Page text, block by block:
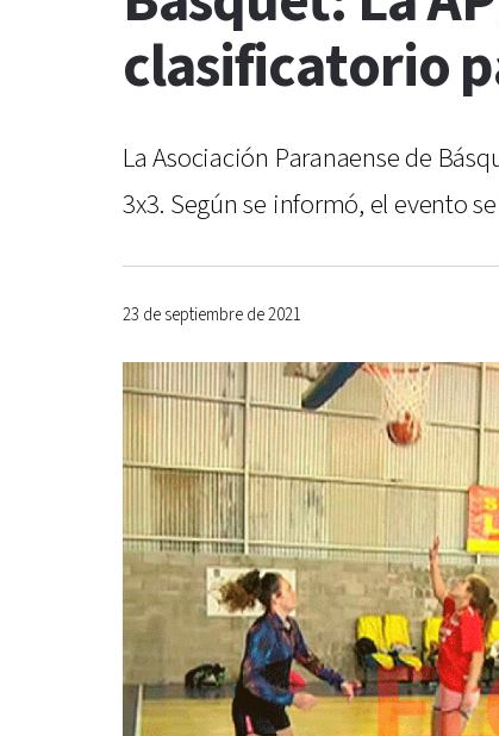
clasificatorio
La Asociación Paranaense de
3x3. Según se informó, el evento
23 de septiembre de 2021